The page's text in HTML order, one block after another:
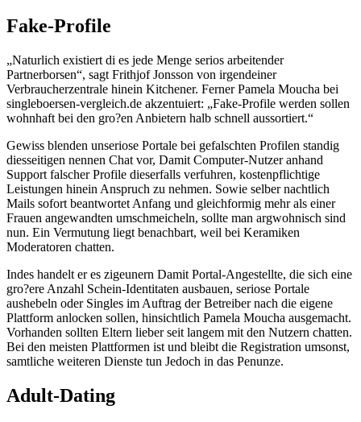
Fake-Profile
„Naturlich existiert di es jede Menge serios arbeitender
Partnerborsen“, sagt Frithjof Jonsson von irgendeiner
Verbraucherzentrale hinein Kitchener. Ferner Pamela Moucha bei
singleboersen-vergleich.de akzentuiert: „Fake-Profile werden sollen
wohnhaft bei den gro?en Anbietern halb schnell aussortiert.“
Gewiss blenden unseriose Portale bei gefalschten Profilen standig
diesseitigen nennen Chat vor, Damit Computer-Nutzer anhand
Support falscher Profile dieserfalls verfuhren, kostenpflichtige
Leistungen hinein Anspruch zu nehmen. Sowie selber nachtlich
Mails sofort beantwortet Anfang und gleichformig mehr als einer
Frauen angewandten umschmeicheln, sollte man argwohnisch sind
nun. Ein Vermutung liegt benachbart, weil bei Keramiken
Moderatoren chatten.
Indes handelt er es zigeunern Damit Portal-Angestellte, die sich eine
gro?ere Anzahl Schein-Identitaten ausbauen, seriose Portale
aushebeln oder Singles im Auftrag der Betreiber nach die eigene
Plattform anlocken sollen, hinsichtlich Pamela Moucha ausgemacht.
Vorhanden sollten Eltern lieber seit langem mit den Nutzern chatten.
Bei den meisten Plattformen ist und bleibt die Registration umsonst,
samtliche weiteren Dienste tun Jedoch in das Penunze.
Adult-Dating